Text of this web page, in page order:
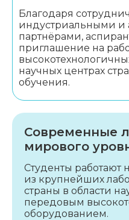
Благодаря
индустриальными и
партнёрами,
приглашение на
научных центрах
обучения.
Современные
мирового
Студенты работают
из крупнейших
страны в области
передовым
оборудованием.